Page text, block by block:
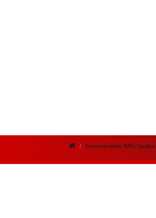
Consommables NRG Couleur